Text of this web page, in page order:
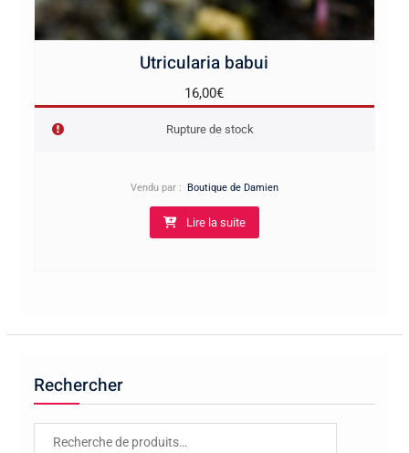
Utricularia babui
16,00€
Rupture de stock
Vendu par : Boutique de Damien
Lire la suite
Rechercher
Recherche